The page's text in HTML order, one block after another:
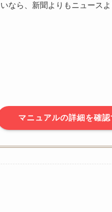
いなら、新聞よりもニュース
マニュアルの詳細を確認